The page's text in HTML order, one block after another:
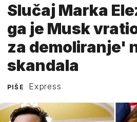
Slučaj Marka
ga je Musk
za demoliranje'
skandala
PIŠE Express